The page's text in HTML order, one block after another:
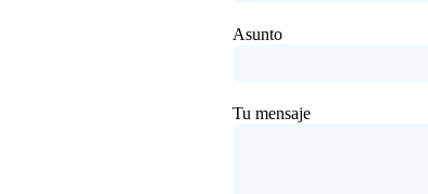
Asunto
Tu mensaje